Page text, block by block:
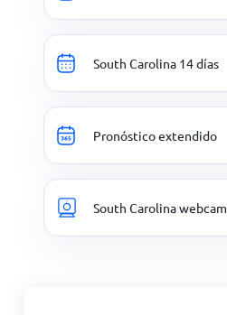
South Carolina 14 días
Pronóstico extendido
South Carolina webcam